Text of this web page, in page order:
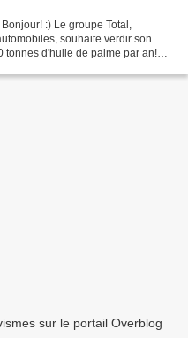
:) Le groupe Total,
souhaite verdir son
tonnes d'huile de palme par an!
sur le portail Overblog